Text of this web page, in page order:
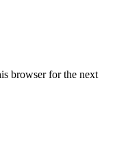
browser for the next